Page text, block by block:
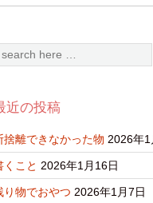
近の投稿
捨離できなかった物 2026年1
くこと 2026年1月16日
り物でおやつ 2026年1月7日